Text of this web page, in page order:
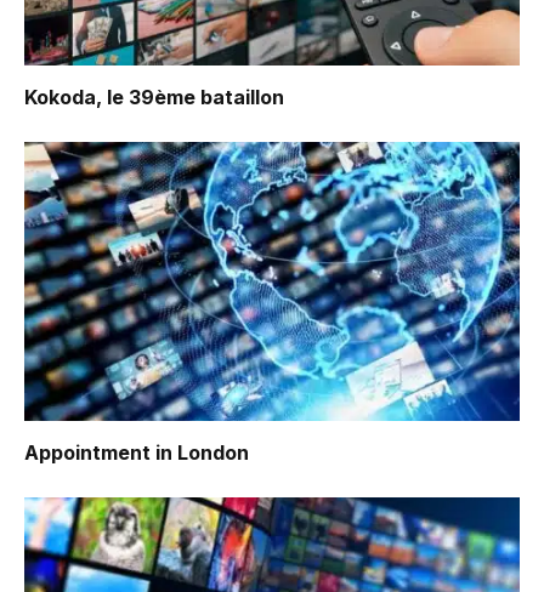
Kokoda, le 39ème bataillon
Appointment in London